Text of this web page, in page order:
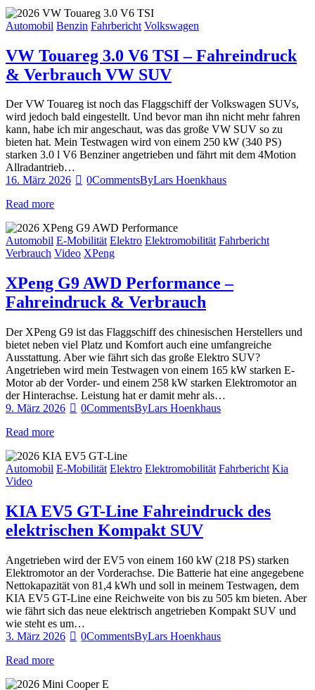
Automobil Benzin Fahrbericht Volkswagen
VW Touareg 3.0 V6 TSI – Fahreindruck
& Verbrauch VW SUV
Der VW Touareg ist noch das Flaggschiff der Volkswagen SUVs,
wird jedoch bald eingestellt. Und bevor man ihn nicht mehr fahren
kann, habe ich mir angeschaut, was das große VW SUV so zu
bieten hat. Mein Testwagen wird von einem 250 kW (340 PS)
starken 3.0 l V6 Benziner angetrieben und fährt mit dem 4Motion
Allradantrieb…
16. März 2026
0CommentsByLars Hoenkhaus
Read more
Automobil E-Mobilität Elektro Elektromobilität Fahrbericht
Verbrauch Video XPeng
XPeng G9 AWD Performance –
Fahreindruck & Verbrauch
Der XPeng G9 ist das Flaggschiff des chinesischen Herstellers und
bietet neben viel Platz und Komfort auch eine umfangreiche
Ausstattung. Aber wie fährt sich das große Elektro SUV?
Angetrieben wird mein Testwagen von einem 165 kW starken E-
Motor ab der Vorder- und einem 258 kW starken Elektromotor an
der Hinterachse. Leistung hat er damit mehr als…
9. März 2026
0CommentsByLars Hoenkhaus
Read more
Automobil E-Mobilität Elektro Elektromobilität Fahrbericht Kia
Video
KIA EV5 GT-Line Fahreindruck des
elektrischen Kompakt SUV
Angetrieben wird der EV5 von einem 160 kW (218 PS) starken
Elektromotor an der Vorderachse. Die Batterie hat eine angegebene
Nettokapazität von 81,4 kWh und soll in meinem Testwagen, dem
KIA EV5 GT-Line eine Reichweite von bis zu 505 km bieten. Aber
wie fährt sich das neue elektrisch angetrieben Kompakt SUV und
wie steht es um…
3. März 2026
0CommentsByLars Hoenkhaus
Read more